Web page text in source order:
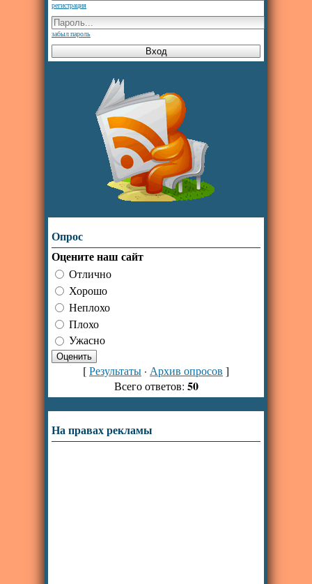
регистрация
забыл пароль
Опрос
Оцените наш сайт
Отлично
Хорошо
Неплохо
Плохо
Ужасно
[Результаты · Архив опросов ]
Всего ответов: 50
На правах рекламы